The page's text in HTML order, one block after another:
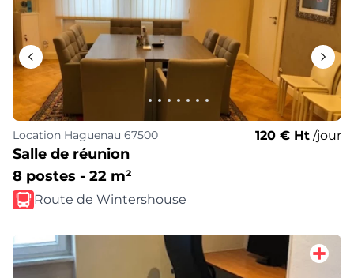
Location Haguenau 67500 120 € Ht /jour
Salle de réunion
8 postes - 22 m²
Route de Wintershouse